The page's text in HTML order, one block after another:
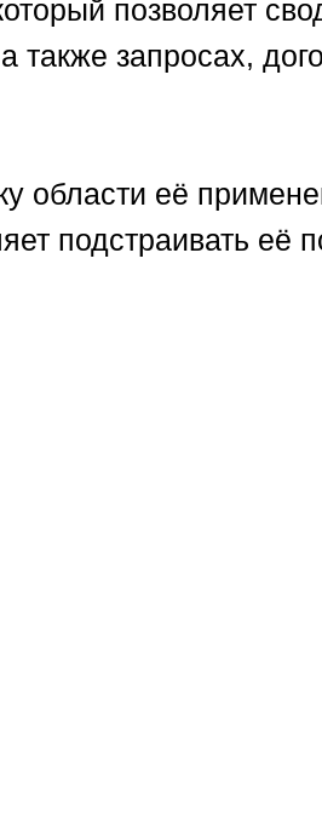
позволяет
также запросах,
области её
подстраивать её